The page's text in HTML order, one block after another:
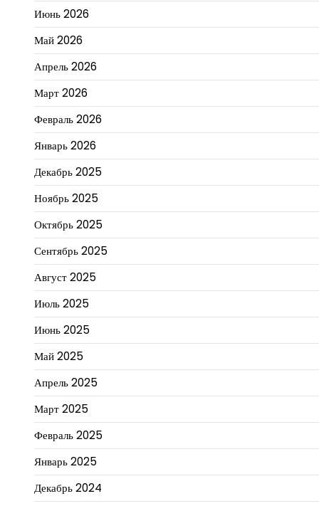
Июнь 2026
Май 2026
Апрель 2026
Март 2026
Февраль 2026
Январь 2026
Декабрь 2025
Ноябрь 2025
Октябрь 2025
Сентябрь 2025
Август 2025
Июль 2025
Июнь 2025
Май 2025
Апрель 2025
Март 2025
Февраль 2025
Январь 2025
Декабрь 2024